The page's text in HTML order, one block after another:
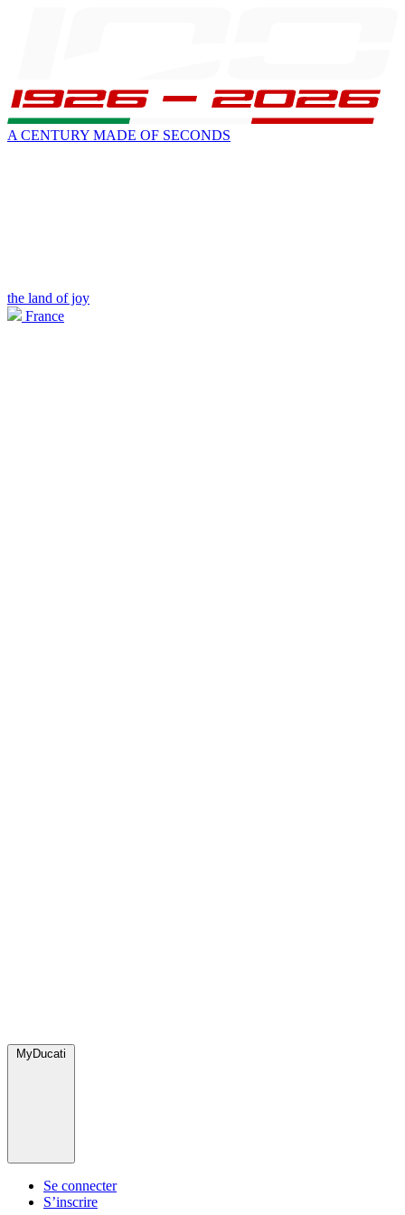
A CENTURY MADE OF SECONDS
the land of joy
France
MyDucati
Se connecter
S’inscrire